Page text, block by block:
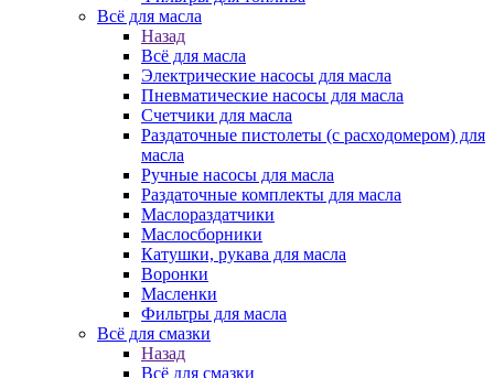
Всё для масла
Назад
Всё для масла
Электрические насосы для масла
Пневматические насосы для масла
Счетчики для масла
Раздаточные пистолеты (с расходомером) для
масла
Ручные насосы для масла
Раздаточные комплекты для масла
Маслораздатчики
Маслосборники
Катушки, рукава для масла
Воронки
Масленки
Фильтры для масла
Всё для смазки
Назад
Всё для смазки